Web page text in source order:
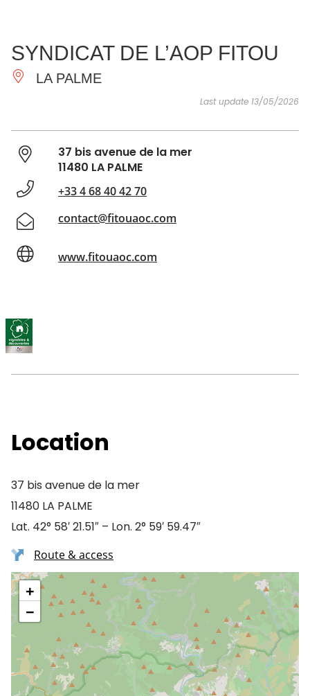
ESSENTIAL
AND
DO
INSPIRATIONS AGENDA
SYNDICAT DE L’AOP FITOU
LA PALME
Last update 13/05/2026
37 bis avenue de la mer
11480 LA PALME
+33 4 68 40 42 70
contact@fitouaoc.com
www.fitouaoc.com
Location
37 bis avenue de la mer
11480 LA PALME
Lat. 42° 58′ 21.51″ – Lon. 2° 59′ 59.47″
Route & access
+
−